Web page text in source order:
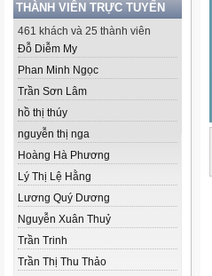
THÀNH VIÊN TRỰC TUYẾN
461 khách và 25 thành viên
Đỗ Diễm My
Phan Minh Ngọc
Trần Sơn Lâm
hồ thị thúy
nguyễn thị nga
Hoàng Hà Phương
Lý Thị Lệ Hằng
Lương Quý Dương
Nguyễn Xuân Thuỷ
Trần Trinh
Trần Thị Thu Thảo